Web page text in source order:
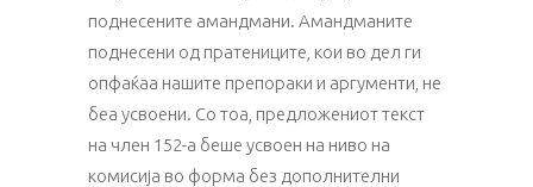
поднесените амандмани. Амандманите
поднесени од пратениците, кои во дел ги
опфаќаа нашите препораки и аргументи, не
беа усвоени. Со тоа, предложениот текст
на член 152-а беше усвоен на ниво на
комисија во форма без дополнителни